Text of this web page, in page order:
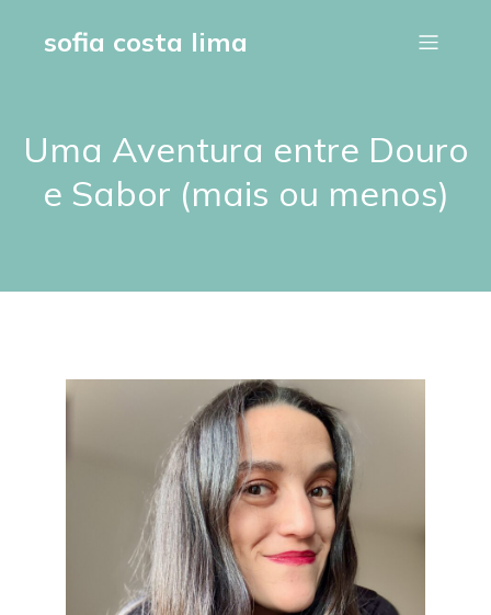
sofia costa lima
Uma Aventura entre Douro
e Sabor (mais ou menos)